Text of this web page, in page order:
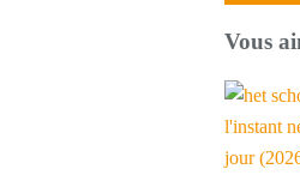
Vous